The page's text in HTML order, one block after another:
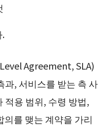
Agreement, SLA)
과, 서비스를 받는 측 사
적용 범위, 수령 방법,
를 맺는 계약을 가리